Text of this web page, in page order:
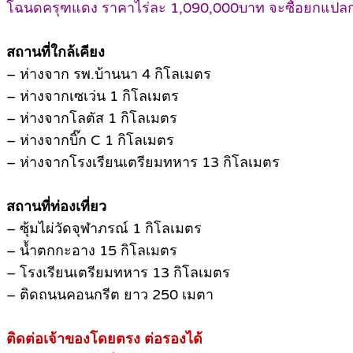
โฉนดครุฑแดง ราคาไร่ละ 1,090,000บาท จะซื้อยกแปล
สถานที่ใกล้เคียง
– ห่างจาก รพ.บ้านนา 4 กิโลเมตร
– ห่างจากเซเว่น 1 กิโลเมตร
– ห่างจากโลตัส 1 กิโลเมตร
– ห่างจากบิ๊ก C 1 กิโลเมตร
– ห่างจากโรงเรียนเตรียมทหาร 13 กิโลเมตร
สถานที่ท่องเที่ยว
– ซุ้มไผ่วัดจุฬาภรณ์ 1 กิโลเมตร
– น้ำตกกะอาง 15 กิโลเมตร
– โรงเรียนเตรียมทหาร 13 กิโลเมตร
– ติดถนนคอนกรีต ยาว 250 เมตา
ติดต่อเจ้าของโดยตรง ต่อรองได้